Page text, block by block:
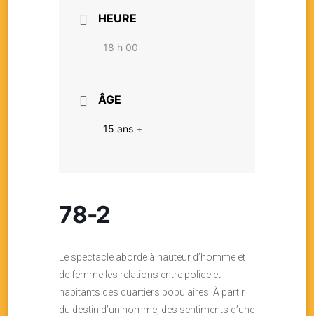
HEURE
18 h 00
ÂGE
15 ans +
78-2
Le spectacle aborde à hauteur d’homme et
de femme les relations entre police et
habitants des quartiers populaires. À partir
du destin d’un homme, des sentiments d’une